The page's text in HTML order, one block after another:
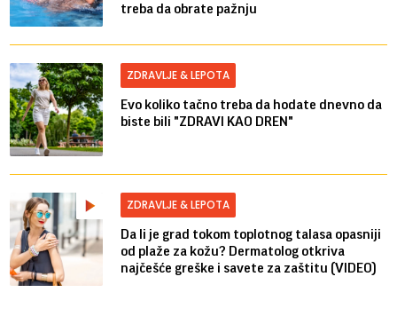
treba da obrate pažnju
ZDRAVLJE & LEPOTA
Evo koliko tačno treba da hodate dnevno da
biste bili "ZDRAVI KAO DREN"
ZDRAVLJE & LEPOTA
Da li je grad tokom toplotnog talasa opasniji
od plaže za kožu? Dermatolog otkriva
najčešće greške i savete za zaštitu (VIDEO)